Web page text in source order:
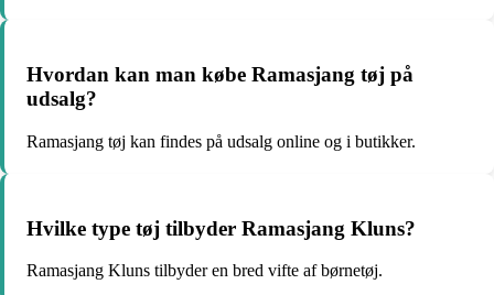
Hvordan kan man købe Ramasjang tøj på
udsalg?
Ramasjang tøj kan findes på udsalg online og i butikker.
Hvilke type tøj tilbyder Ramasjang Kluns?
Ramasjang Kluns tilbyder en bred vifte af børnetøj.